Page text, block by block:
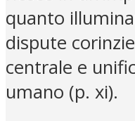
quanto
dispute
centrale e
umano (p. xi).